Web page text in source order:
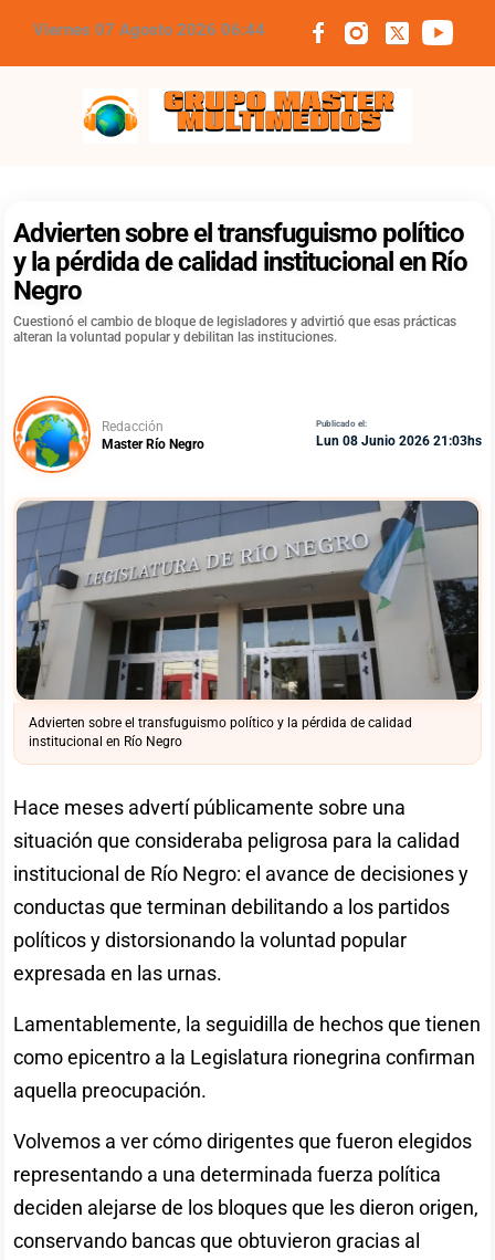
Viernes 07 Agosto 2026 06:44
Grupo Master Multimedios
Advierten sobre el transfuguismo político
y la pérdida de calidad institucional en Río
Negro
Cuestionó el cambio de bloque de legisladores y advirtió que esas prácticas
alteran la voluntad popular y debilitan las instituciones.
Redacción
Master Río Negro
Publicado el:
Lun 08 Junio 2026 21:03hs
Advierten sobre el transfuguismo político y la pérdida de calidad
institucional en Río Negro
Hace meses advertí públicamente sobre una
situación que consideraba peligrosa para la calidad
institucional de Río Negro: el avance de decisiones y
conductas que terminan debilitando a los partidos
políticos y distorsionando la voluntad popular
expresada en las urnas.
Lamentablemente, la seguidilla de hechos que tienen
como epicentro a la Legislatura rionegrina confirman
aquella preocupación.
Volvemos a ver cómo dirigentes que fueron elegidos
representando a una determinada fuerza política
deciden alejarse de los bloques que les dieron origen,
conservando bancas que obtuvieron gracias al